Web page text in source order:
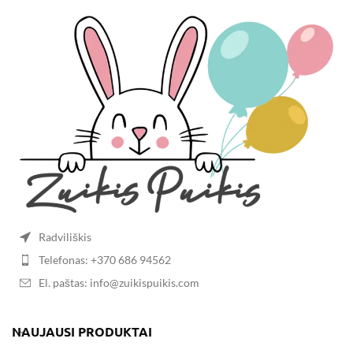
Radviliškis
Telefonas: +370 686 94562
El. paštas: info@zuikispuikis.com
NAUJAUSI PRODUKTAI